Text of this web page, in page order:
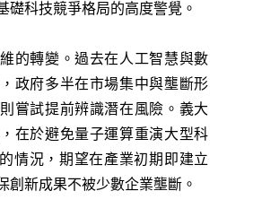
礎科技競爭格局的高度警覺。
的轉變。過去在人工智慧與數
政府多半在市場集中與壟斷形
嘗試提前辨識潛在風險。義大
在於避免量子運算重演大型科
情況，期望在產業初期即建立
創新成果不被少數企業壟斷。